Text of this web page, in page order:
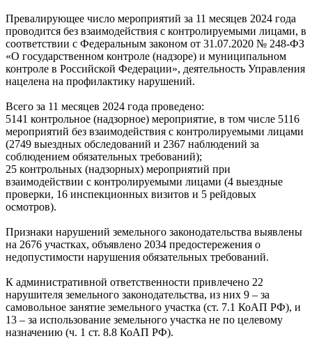
Превалирующее число мероприятий за 11 месяцев 2024 года
проводится без взаимодействия с контролируемыми лицами, в
соответствии с Федеральным законом от 31.07.2020 № 248-ФЗ
«О государственном контроле (надзоре) и муниципальном
контроле в Российской Федерации», деятельность Управления
нацелена на профилактику нарушений.
Всего за 11 месяцев 2024 года проведено:
5141 контрольное (надзорное) мероприятие, в том числе 5116
мероприятий без взаимодействия с контролируемыми лицами
(2749 выездных обследований и 2367 наблюдений за
соблюдением обязательных требований);
25 контрольных (надзорных) мероприятий при
взаимодействии с контролируемыми лицами (4 выездные
проверки, 16 инспекционных визитов и 5 рейдовых
осмотров).
Признаки нарушений земельного законодательства выявлены
на 2676 участках, объявлено 2034 предостережения о
недопустимости нарушения обязательных требований.
К административной ответственности привлечено 22
нарушителя земельного законодательства, из них 9 – за
самовольное занятие земельного участка (ст. 7.1 КоАП РФ), и
13 – за использование земельного участка не по целевому
назначению (ч. 1 ст. 8.8 КоАП РФ).